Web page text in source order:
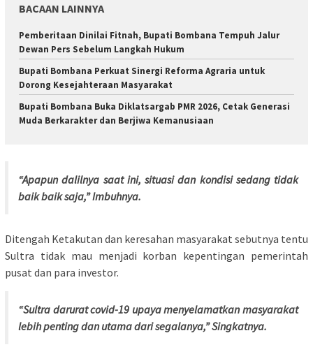
BACAAN LAINNYA
Pemberitaan Dinilai Fitnah, Bupati Bombana Tempuh Jalur
Dewan Pers Sebelum Langkah Hukum
Bupati Bombana Perkuat Sinergi Reforma Agraria untuk
Dorong Kesejahteraan Masyarakat
Bupati Bombana Buka Diklatsargab PMR 2026, Cetak Generasi
Muda Berkarakter dan Berjiwa Kemanusiaan
“Apapun dalilnya saat ini, situasi dan kondisi sedang tidak
baik baik saja,” Imbuhnya.
Ditengah Ketakutan dan keresahan masyarakat sebutnya tentu
Sultra tidak mau menjadi korban kepentingan pemerintah
pusat dan para investor.
“Sultra darurat covid-19 upaya menyelamatkan masyarakat
lebih penting dan utama dari segalanya,” Singkatnya.